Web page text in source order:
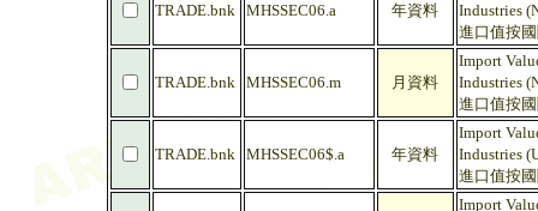
TRADE.bnk MHSSEC06.a 年資料
Industries
進口值按
TRADE.bnk MHSSEC06.m 月資料
Import
Industries
進口值按
TRADE.bnk MHSSEC06$.a 年資料
Import
Industries
進口值按
Import